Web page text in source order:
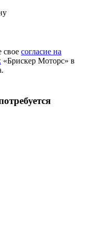
свое согласие на
«Брискер Моторс» в